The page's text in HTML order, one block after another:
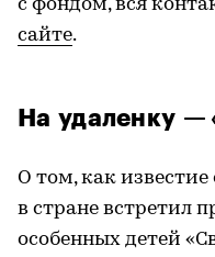
с фондом, вся
сайте.
На удаленку —
О том, как
в стране встретил
особенных детей